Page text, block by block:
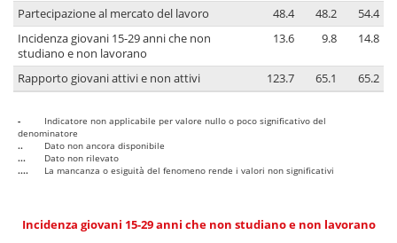
Partecipazione al mercato del lavoro 48.4 48.2
54.4
Incidenza giovani 15-29 anni che non
studiano e non lavorano
13.6 9.8 14.8
Rapporto giovani attivi e non attivi 123.7 65.1 65.2
-
Indicatore non applicabile per valore nullo o poco significativo del
denominatore
..
Dato non ancora disponibile
...
Dato non rilevato
....
La mancanza o esiguità del fenomeno rende i valori non significativi
Incidenza giovani 15-29 anni che non studiano e non lavorano